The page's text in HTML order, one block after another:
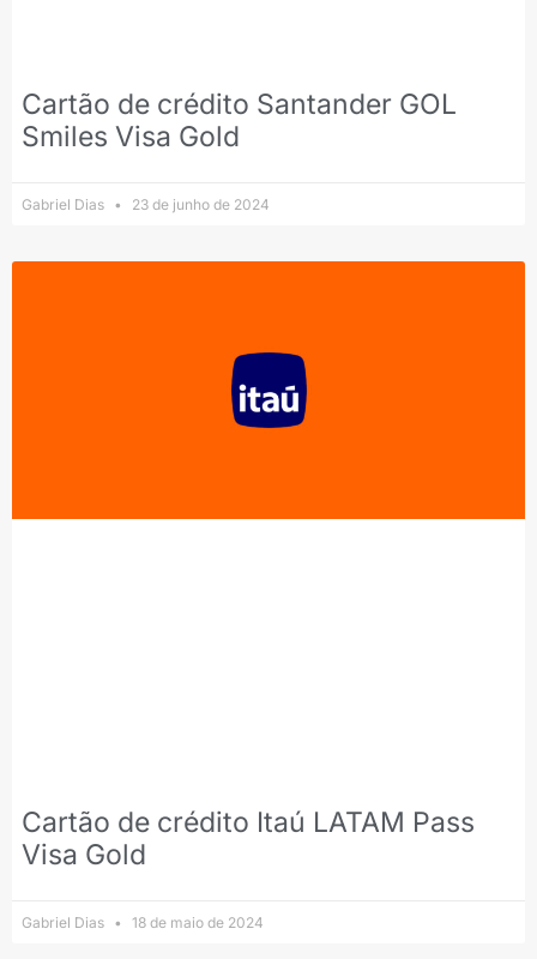
Cartão de crédito Santander GOL
Smiles Visa Gold
Gabriel Dias 23 de junho de 2024
Cartão de crédito Itaú LATAM Pass
Visa Gold
Gabriel Dias 18 de maio de 2024